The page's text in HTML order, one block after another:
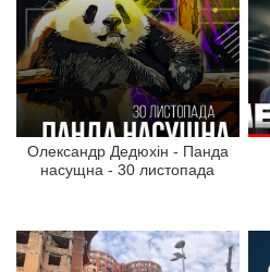
Олександр Дедюхін - Панда
насущна - 30 листопада